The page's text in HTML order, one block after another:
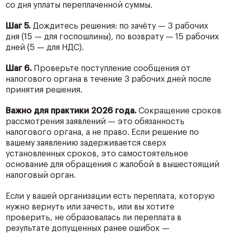
со дня уплаты переплаченной суммы.
Шаг 5. Дождитесь решения: по зачёту — 3 рабочих
дня (15 — для госпошлины), по возврату — 15 рабочих
дней (5 — для НДС).
Шаг 6. Проверьте поступление сообщения от
налогового органа в течение 3 рабочих дней после
принятия решения.
Важно для практики 2026 года. Сокращение сроков
рассмотрения заявлений — это обязанность
налогового органа, а не право. Если решение по
вашему заявлению задерживается сверх
установленных сроков, это самостоятельное
основание для обращения с жалобой в вышестоящий
налоговый орган.
Если у вашей организации есть переплата, которую
нужно вернуть или зачесть, или вы хотите
проверить, не образовалась ли переплата в
результате допущенных ранее ошибок —